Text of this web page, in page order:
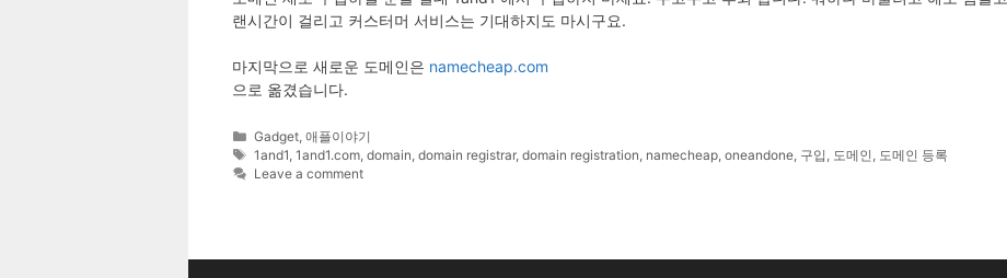
랜시간이 걸리고 커스터머 서비스는 기대하지도 마시구요.
마지막으로 새로운 도메인은 namecheap.com
으로 옮겼습니다.
Categories
Gadget ,애플이야기
Tags
1and1 ,1and1.com ,domain ,domain registrar,domain registration namecheap ,oneandone 구입 도메인
도메인 등록
Leave a comment